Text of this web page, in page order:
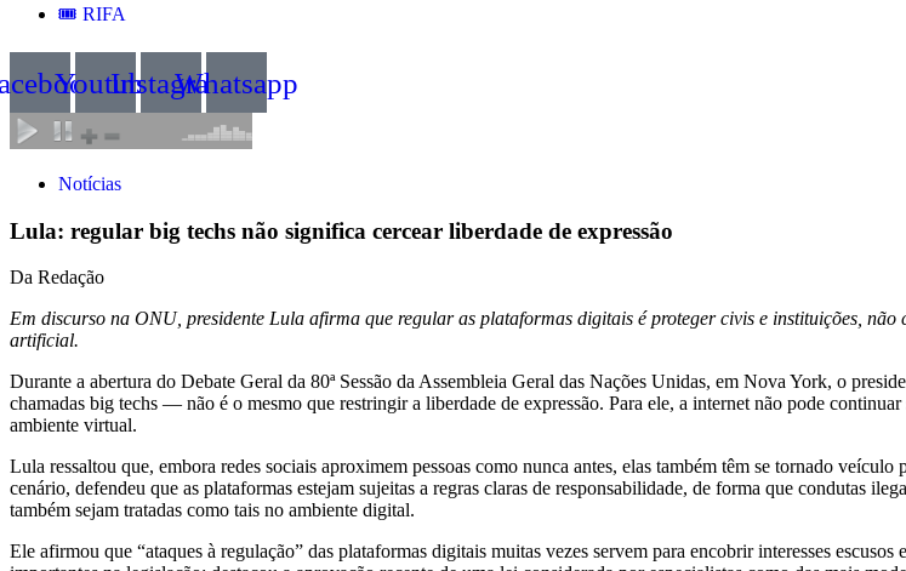
🎟️ RIFA
YoutubeInstagramWhatsapp
Notícias
Lula: regular big techs não significa cercear liberdade de expressão
Da Redação
Em discurso na ONU, presidente Lula afirma que regular as plataformas digitais é proteger civis e instituições,
artificial.
Durante a abertura do Debate Geral da 80ª Sessão da Assembleia Geral das Nações Unidas, em Nova York, o
chamadas big techs — não é o mesmo que restringir a liberdade de expressão. Para ele, a internet não pode
ambiente virtual.
Lula ressaltou que, embora redes sociais aproximem pessoas como nunca antes, elas também têm se tornado
cenário, defendeu que as plataformas estejam sujeitas a regras claras de responsabilidade, de forma que condutas
também sejam tratadas como tais no ambiente digital.
Ele afirmou que “ataques à regulação” das plataformas digitais muitas vezes servem para encobrir interesses